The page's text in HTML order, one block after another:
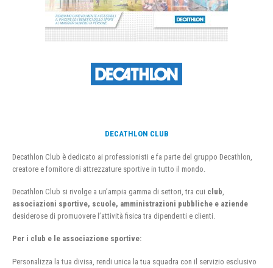
DECATHLON CLUB
Decathlon Club è dedicato ai professionisti e fa parte del gruppo Decathlon,
creatore e fornitore di attrezzature sportive in tutto il mondo.
Decathlon Club si rivolge a un’ampia gamma di settori, tra cui club
associazioni sportive, scuole, amministrazioni pubbliche e aziende
desiderose di promuovere l’attività fisica tra dipendenti e clienti.
Per i club e le associazione sportive:
Personalizza la tua divisa, rendi unica la tua squadra con il servizio esclusivo